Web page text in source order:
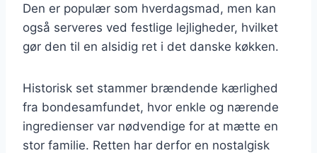
Den er populær som hverdagsmad, men kan
også serveres ved festlige lejligheder, hvilket
gør den til en alsidig ret i det danske køkken.
Historisk set stammer brændende kærlighed
fra bondesamfundet, hvor enkle og nærende
ingredienser var nødvendige for at mætte en
stor familie. Retten har derfor en nostalgisk